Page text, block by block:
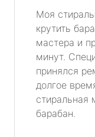
Моя
крутить
мастера и
минут.
принялся
долгое
стиральная
барабан.